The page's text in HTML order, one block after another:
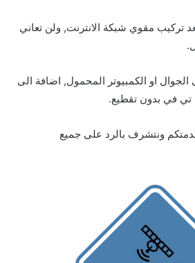
تركيب مقوي شبكة الانترنت, ولن تعاني
او الكمبيوتر المحمول, اضافة الى
في بدون تقطيع.
ونتشرف بالرد على جميع